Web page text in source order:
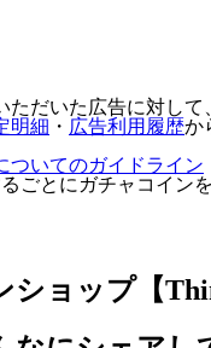
ただいた広告に対して
明細 ・ 広告利用履歴か
ついてのガイドライン
ごとに ガチャコイン
ショップ【